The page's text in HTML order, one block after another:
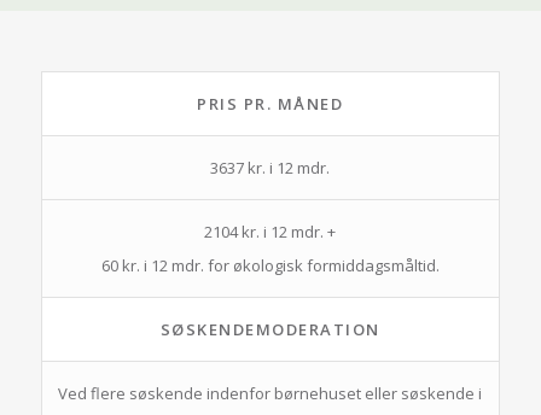
PRIS PR. MÅNED
3637 kr. i 12 mdr.
2104 kr. i 12 mdr. +
60 kr. i 12 mdr. for økologisk formiddagsmåltid.
SØSKENDEMODERATION
Ved flere søskende indenfor børnehuset eller søskende i